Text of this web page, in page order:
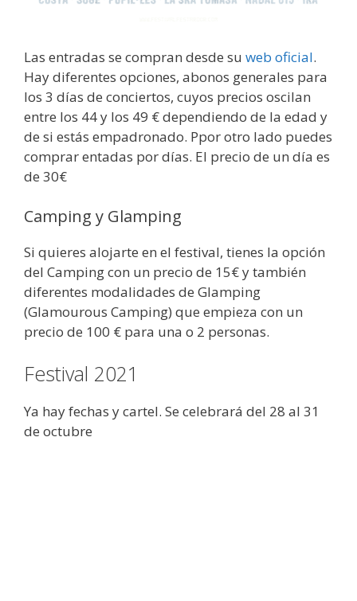
Las entradas se compran desde su web oficial.
Hay diferentes opciones, abonos generales para
los 3 días de conciertos, cuyos precios oscilan
entre los 44 y los 49 € dependiendo de la edad y
de si estás empadronado. Ppor otro lado puedes
comprar entadas por días. El precio de un día es
de 30€
Camping y Glamping
Si quieres alojarte en el festival, tienes la opción
del Camping con un precio de 15€ y también
diferentes modalidades de Glamping
(Glamourous Camping) que empieza con un
precio de 100 € para una o 2 personas.
Festival 2021
Ya hay fechas y cartel. Se celebrará del 28 al 31
de octubre